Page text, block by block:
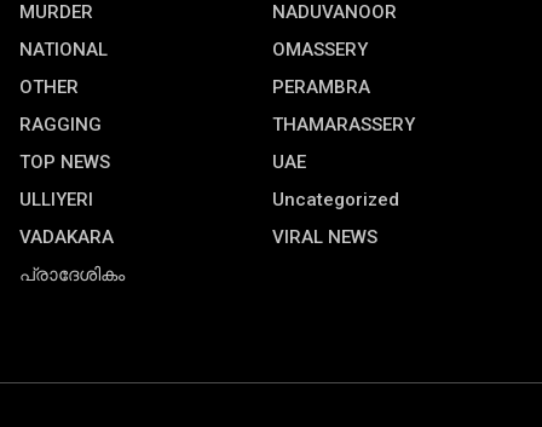
MURDER
NADUVANOOR
NATIONAL
OMASSERY
OTHER
PERAMBRA
RAGGING
THAMARASSERY
TOP NEWS
UAE
ULLIYERI
Uncategorized
VADAKARA
VIRAL NEWS
പ്രാദേശികം